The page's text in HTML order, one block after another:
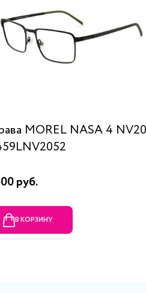
MOREL NASA 4 NV20
руб.
В КОРЗИНУ